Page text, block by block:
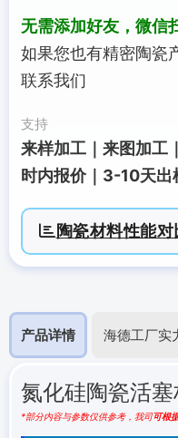
无需添加好友，微信
如果您也有精密陶瓷
联系我们
支持
来样加工｜来图加工
时内报价｜3-10天出
陶瓷材料性能对
产品详情 海德工厂实
氮化硅陶瓷活
*部分内容与参数仅供参考，我司可根